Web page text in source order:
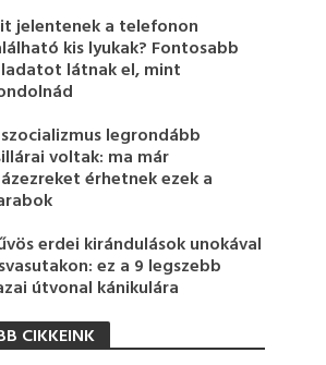
jelentenek a telefonon
kis lyukak? Fontosabb
látnak el, mint
legrondább
voltak: ma már
érhetnek ezek a
erdei kirándulások unokával
ez a 9 legszebb
útvonal kánikulára
CIKKEINK